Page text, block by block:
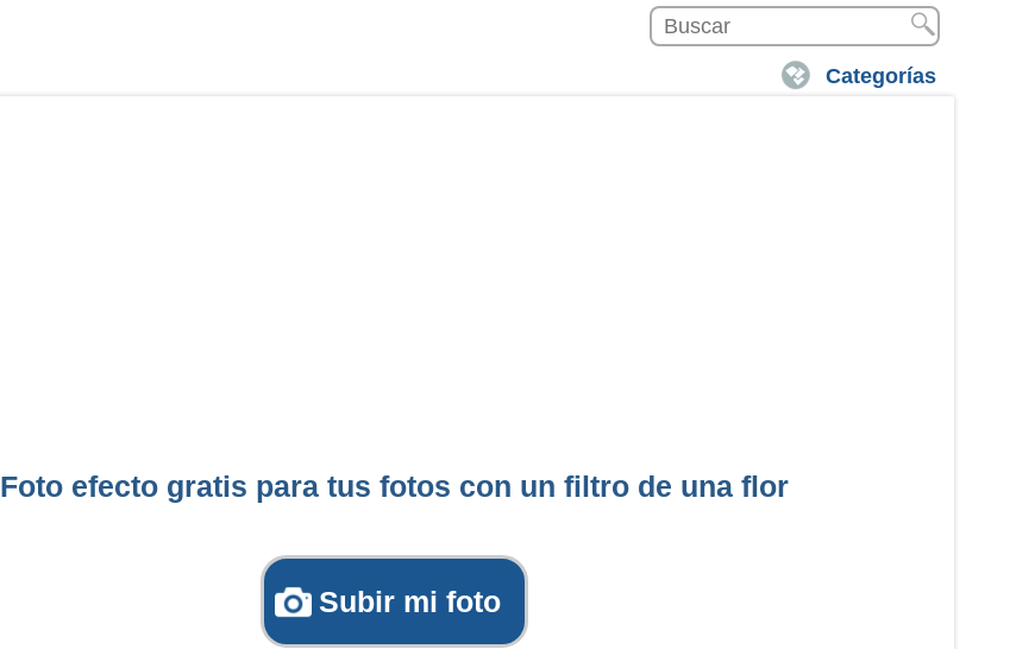
Categorías
Foto efecto gratis para tus fotos con un filtro de una flor
Subir mi foto